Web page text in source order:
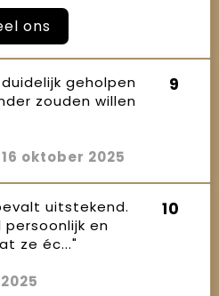
ons
geholpen
zouden willen
9
16 oktober 2025
uitstekend.
en
ze éc..."
10